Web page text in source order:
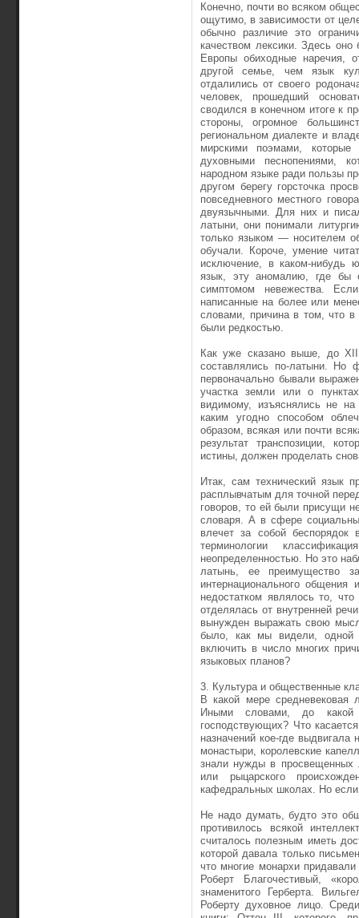
Конечно, почти во всяком
ощутимо, в зависимости от
обычно различие это
качеством лексики. Здесь
Европы обиходные наречия,
другой семье, чем язык
отдалились от своего
человек, прошедший
сводился в конечном итоге к
стороны, огромное
региональном диалекте и
мирскими поэмами,
духовными песнопениями,
народном языке ради пользы
другом берегу горсточка
повседневного местного
двуязычными. Для них и
латыни, они понимали
только языком — носителем
обучали. Короче, умение
исключение, в каком-нибудь
язык, эту аномалию, где бы
симптомом невежества.
написанные на более или
словами, причина в том, что в
были редкостью.
Как уже сказано выше, до
составлялись по-латыни. Но
первоначально бывали
участка земли или о
видимому, изъяснялись не
каким угодно способом
образом, всякая или почти
результат транспозиции,
истины, должен проделать
Итак, сам технический язык
расплывчатым для точной
говоров, то ей были присущи
словаря. А в сфере
влечет за собой беспорядок
терминологии
неопределенностью. Но это
латынь, ее преимущество
интернационального
недостатком являлось то,
отделялась от внутренней
вынужден выражать свою
было, как мы видели, одной
включить в число многих
языковых планов?
3. Культура и общественные
В какой мере средневековая
Иными словами, до какой
господствующих? Что
назначений кое-где
монастыри, королевские
знали нужды в просвещенных
или рыцарского
кафедральных школах. Но
Не надо думать, будто это
противилось всякой
считалось полезным иметь
которой давала только
что многие монархи
Роберт Благочестивый,
знаменитого Герберта.
Роберту духовное лицо.